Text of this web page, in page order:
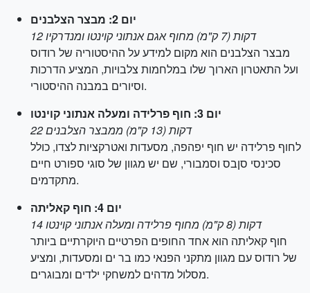
יום 2: מבצר הצלבנים
12 דקות (7 ק"מ) מחוף אגם אנתוני קוינטו ומנדרקיו
מבצר הצלבנים הוא מקום למידע על ההיסטוריה של רודוס
ועל התאטרון הארוך שלו במלחמות צלבויות, המציע הדרכות
וסיורים במבנה ההיסטורי.
יום 3: חוף פרלידה ומעלה אנתוני קוינטו
22 דקות (13 ק"מ) ממבצר הצלבנים
לחוף פרלידה יש חוף יפהפה, מסעדות ואטרקציות לצדו, כולל
סכינסי סןבס וסמבורי, שם יש מגוון של סוגי ספורט חיים
מתקדמים.
יום 4: חוף קאליתה
14 דקות (8 ק"מ) מחוף פרלידה ומעלה אנתוני קוינטו
חוף קאליתה הוא אחד החופים הפרטיים היוקרתיים ביותר
של רודוס עם מגוון מתקני הפנאי כמו בר ים ומסעדות, ומציע
מסלול מדהים למשחקי ילדים ומבוגרים.